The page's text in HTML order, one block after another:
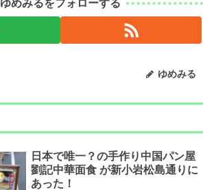
ゆめみるをフォローする
ゆめみる
日本で唯一？の手作り中国パン屋
劉記中華面食 が新小岩松島通りに
あった！